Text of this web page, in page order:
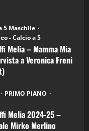
5 Maschile
- Calcio a 5
Melia – Mamma Mia
a Veronica Freni
PRIMO PIANO
Melia 2024-25 –
Mirko Merlino
28^ Puntata
2026)
27^ Puntata